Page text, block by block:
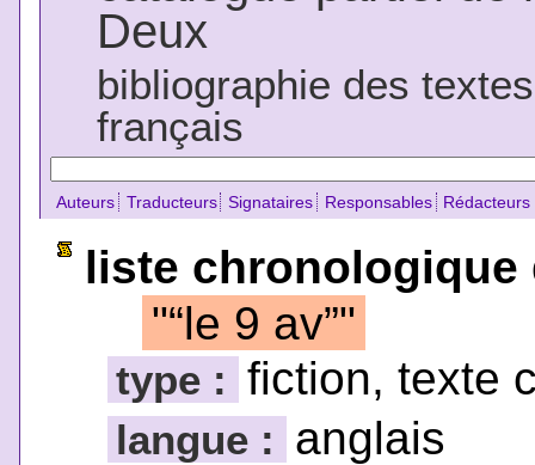
Deux
bibliographie des
français
Auteurs Traducteurs Signataires Responsables Rédacteurs
liste chronologique
"“le 9 av”"
type : fiction, texte
langue : anglais